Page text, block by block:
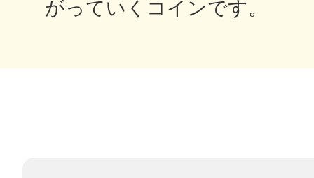
がっていくコインです。